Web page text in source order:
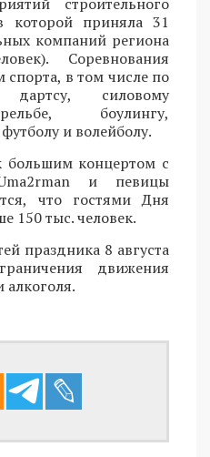
которой приняла 31
компаний региона
Соревнования
в том числе по
дартсу, силовому
боулингу,
и волейболу.
большим концертом с
и певицы
что гостями Дня
150 тыс. человек.
праздника 8 августа
движения